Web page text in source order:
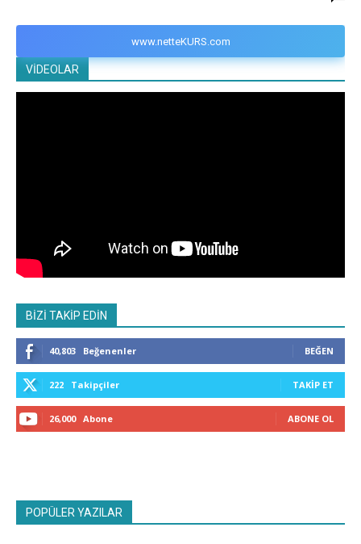
www.netteKURS.com
VİDEOLAR
BİZİ TAKİP EDİN
40,803 Beğenenler BEĞEN
222 Takipçiler TAKIP ET
26,000 Abone ABONE OL
POPÜLER YAZILAR